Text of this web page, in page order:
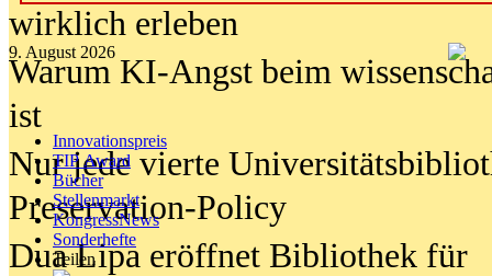
9. August 2026
Innovationspreis
TIP Award
Bücher
Stellenmarkt
KongressNews
Sonderhefte
Teilen
wirklich erleben
Warum KI-Angst beim
ist
Nur jede vierte
Preservation-Policy
Dua Lipa eröffnet Bibliothek für